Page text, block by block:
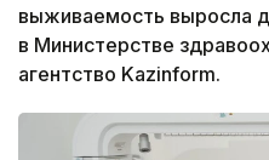
выживаемость выросла
в Министерстве
агентство Kazinform.